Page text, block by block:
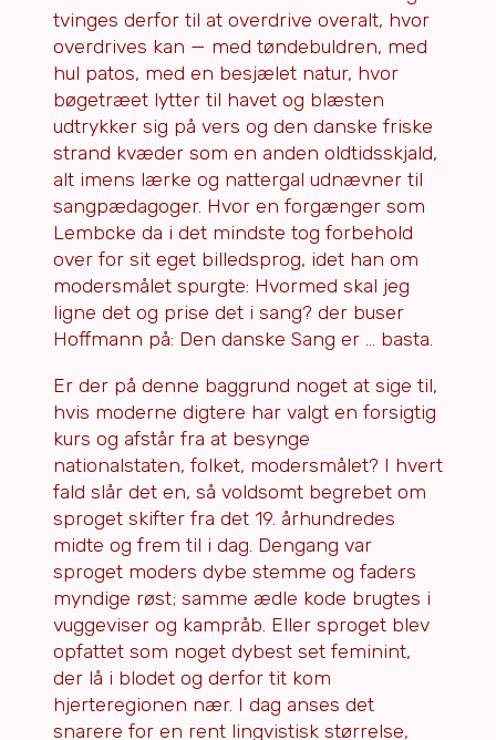
tvinges derfor til at overdrive overalt, hvor
overdrives kan — med tøndebuldren, med
hul patos, med en besjælet natur, hvor
bøgetræet lytter til havet og blæsten
udtrykker sig på vers og den danske friske
strand kvæder som en anden oldtidsskjald,
alt imens lærke og nattergal udnævner til
sangpædagoger. Hvor en forgænger som
Lembcke da i det mindste tog forbehold
over for sit eget billedsprog, idet han om
modersmålet spurgte: Hvormed skal jeg
ligne det og prise det i sang? der buser
Hoffmann på: Den danske Sang er … basta.
Er der på denne baggrund noget at sige til,
hvis moderne digtere har valgt en forsigtig
kurs og afstår fra at besynge
nationalstaten, folket, modersmålet? I hvert
fald slår det en, så voldsomt begrebet om
sproget skifter fra det 19. århundredes
midte og frem til i dag. Dengang var
sproget moders dybe stemme og faders
myndige røst; samme ædle kode brugtes i
vuggeviser og kampråb. Eller sproget blev
opfattet som noget dybest set feminint,
der lå i blodet og derfor tit kom
hjerteregionen nær. I dag anses det
snarere for en rent lingvistisk størrelse,